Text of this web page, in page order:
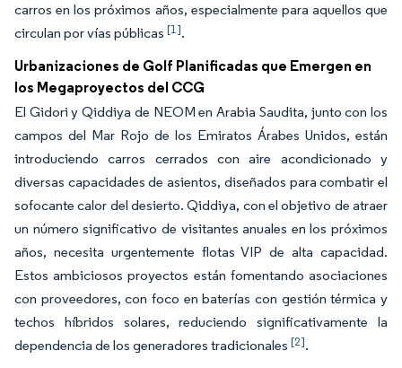
carros en los próximos años, especialmente para aquellos que
circulan por vías públicas [1].
Urbanizaciones de Golf Planificadas que Emergen en
los Megaproyectos del CCG
El Gidori y Qiddiya de NEOM en Arabia Saudita, junto con los
campos del Mar Rojo de los Emiratos Árabes Unidos, están
introduciendo carros cerrados con aire acondicionado y
diversas capacidades de asientos, diseñados para combatir el
sofocante calor del desierto. Qiddiya, con el objetivo de atraer
un número significativo de visitantes anuales en los próximos
años, necesita urgentemente flotas VIP de alta capacidad.
Estos ambiciosos proyectos están fomentando asociaciones
con proveedores, con foco en baterías con gestión térmica y
techos híbridos solares, reduciendo significativamente la
dependencia de los generadores tradicionales [2].